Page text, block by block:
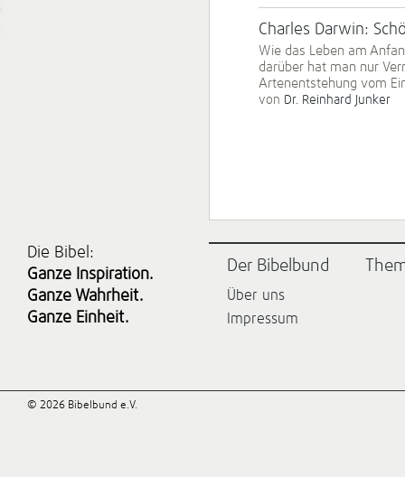
Charles Darwin:
Wie das Leben am
darüber hat man nur
Artenentstehung vom
von Dr. Reinhard Junker
Die Bibel:
Ganze Inspiration.
Ganze Wahrheit.
Ganze Einheit.
Der Bibelbund
Über uns
Impressum
© 2026 Bibelbund e.V.